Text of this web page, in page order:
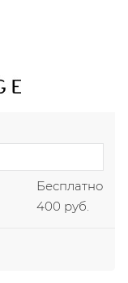
Бесплатно
400 руб.